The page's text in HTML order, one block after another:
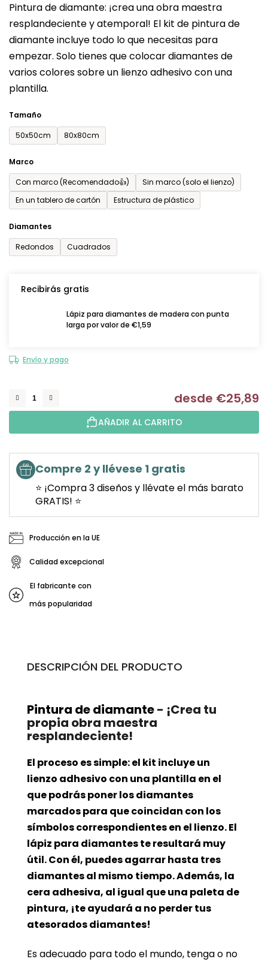
Pintura de diamante: ¡crea una obra maestra
resplandeciente y atemporal! El kit de pintura de
diamante incluye todo lo que necesitas para
empezar. Solo tienes que colocar diamantes de
varios colores sobre un lienzo adhesivo con una
plantilla.
Tamaño
50x50cm
80x80cm
Marco
Con marco (Recomendado👍)
Sin marco (solo el lienzo)
En un tablero de cartón
Estructura de plástico
Diamantes
Redondos
Cuadrados
Recibirás gratis
Lápiz para diamantes de madera con punta
larga por valor de €1,59
Envío y pago
desde €25,89
AÑADIR AL CARRITO
Compre 2 y llévese 1 gratis
⭐ ¡Compra 3 diseños y llévate el más barato
GRATIS! ⭐
Producción en la UE
Calidad excepcional
El fabricante con
más popularidad
producto
es
de
0,0
sobre
5
DESCRIPCIÓN DEL PRODUCTO
Pintura de diamante- ¡Crea tu
propia obra maestra
resplandeciente!
El proceso es simple: el kit incluye un
lienzo adhesivo con una plantilla en el
que podrás poner los diamantes
marcados para que coincidan con los
símbolos correspondientes en el lienzo. El
lápiz para diamantes te resultará muy
útil. Con él, puedes agarrar hasta tres
diamantes al mismo tiempo. Además, la
cera adhesiva, al igual que una paleta de
pintura, ¡te ayudará a no perder tus
atesorados diamantes!
Es adecuado para todo el mundo, tenga o no